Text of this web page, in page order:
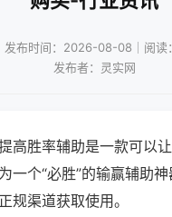
发布时间：2026-08-08｜阅读
发布者：灵实网
高胜率辅助是一款可以
一个“必胜”的输赢辅助
规渠道获取使用。